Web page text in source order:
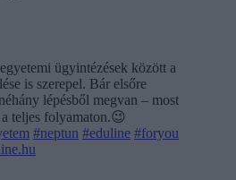
ügyintézések között a
is szerepel. Bár elsőre
lépésből megvan – most
teljes folyamaton.😉
#neptun #eduline #foryou